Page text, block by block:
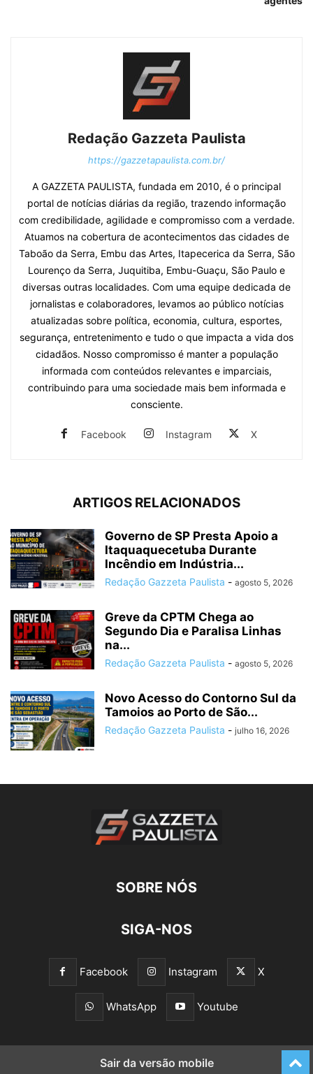
Redação Gazzeta Paulista
https://gazzetapaulista.com.br/
A GAZZETA PAULISTA, fundada em 2010, é o principal
portal de notícias diárias da região, trazendo informação
com credibilidade, agilidade e compromisso com a verdade.
Atuamos na cobertura de acontecimentos das cidades de
Taboão da Serra, Embu das Artes, Itapecerica da Serra, São
Lourenço da Serra, Juquitiba, Embu-Guaçu, São Paulo e
diversas outras localidades. Com uma equipe dedicada de
jornalistas e colaboradores, levamos ao público notícias
atualizadas sobre política, economia, cultura, esportes,
segurança, entretenimento e tudo o que impacta a vida dos
cidadãos. Nosso compromisso é manter a população
informada com conteúdos relevantes e imparciais,
contribuindo para uma sociedade mais bem informada e
consciente.
Facebook Instagram X
ARTIGOS RELACIONADOS
Governo de SP Presta Apoio a
Itaquaquecetuba Durante
Incêndio em Indústria...
Redação Gazzeta Paulista - agosto 5, 2026
Greve da CPTM Chega ao
Segundo Dia e Paralisa Linhas
na...
Redação Gazzeta Paulista - agosto 5, 2026
Novo Acesso do Contorno Sul da
Tamoios ao Porto de São...
Redação Gazzeta Paulista - julho 16, 2026
SOBRE NÓS
SIGA-NOS
Facebook Instagram X
WhatsApp Youtube
Sair da versão mobile